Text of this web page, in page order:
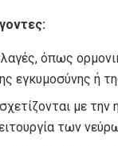
όπως
εγκυμοσύνης ή
με την
των